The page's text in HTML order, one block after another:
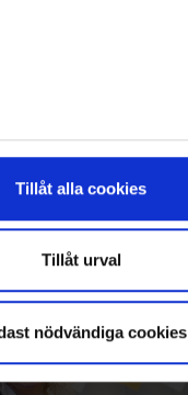
Tillåt alla cookies
Tillåt urval
nödvändiga cookies